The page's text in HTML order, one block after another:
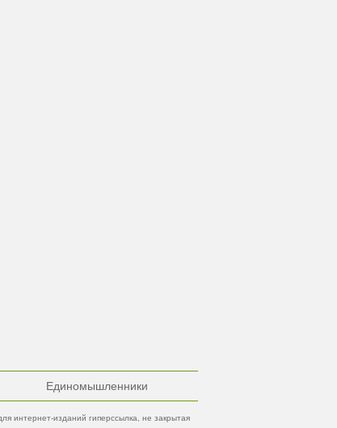
Единомышленники
интернет-изданий гиперссылка, не закрытая